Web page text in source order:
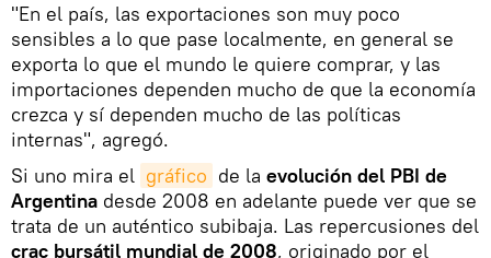
"En el país, las exportaciones son muy poco
sensibles a lo que pase localmente, en general se
exporta lo que el mundo le quiere comprar, y las
importaciones dependen mucho de que la economía
crezca y sí dependen mucho de las políticas
internas", agregó.
Si uno mira el gráfico de la evolución del PBI de
Argentina desde 2008 en adelante puede ver que se
trata de un auténtico subibaja. Las repercusiones del
crac bursátil mundial de 2008, originado por el